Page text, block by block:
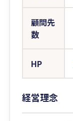
顧問先
数
HP
経営理念